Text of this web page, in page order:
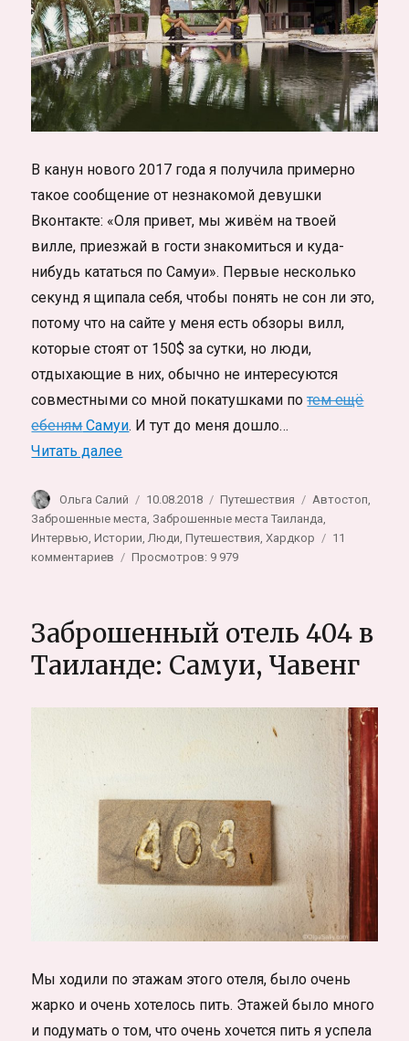
В канун нового 2017 года я получила примерно
такое сообщение от незнакомой девушки
Вконтакте: «Оля привет, мы живём на твоей
вилле, приезжай в гости знакомиться и куда-
нибудь кататься по Самуи». Первые несколько
секунд я щипала себя, чтобы понять не сон ли это,
потому что на сайте у меня есть обзоры вилл,
которые стоят от 150$ за сутки, но люди,
отдыхающие в них, обычно не интересуются
совместными со мной покатушками потем ещё
ебенямСамуи. И тут до меня дошло…
Читать далее«Билет в один конец, жизнь в
Автор
Ольга Салий Опубликовано
10.08.2018 Рубрики
Путешествия Метки
Автостоп
Заброшенные места Заброшенные места Таиланда
Интервью ,Истории Люди ,Путешествия ,Хардкор
11
комментариев
один
жизнь
заброшенной
вилле
Просмотров: 9 979
Заброшенный отель 404 в
Таиланде: Самуи, Чавенг
Мы ходили по этажам этого отеля, было очень
жарко и очень хотелось пить. Этажей было много
и подумать о том, что очень хочется пить я успела